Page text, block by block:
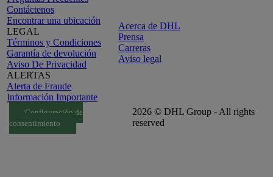
Contáctenos
Encontrar una ubicación
LEGAL
Términos y Condiciones
Garantía de devolución
Aviso De Privacidad
ALERTAS
Alerta de Fraude
Información Importante
Acerca de DHL
Prensa
Carreras
Aviso legal
Configuración de
consentimiento
2026 © DHL Group - All rights
reserved